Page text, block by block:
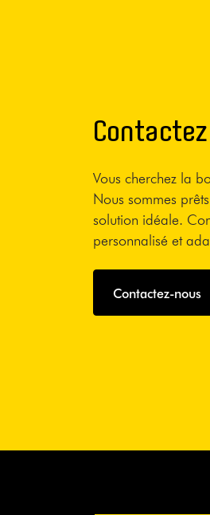
Vous cherchez la
Nous sommes
solution idéale.
personnalisé et
Contactez-nous